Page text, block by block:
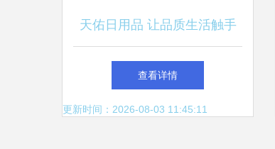
天佑日用品 让品质生活触手
可及
查看详情
更新时间：2026-08-03 11:45:11